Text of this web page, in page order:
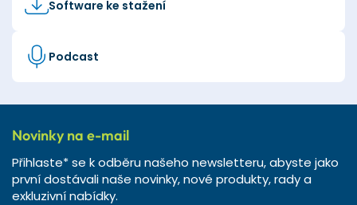
Software ke stažení
Podcast
Novinky na e-mail
Přihlaste* se k odběru našeho newsletteru, abyste jako
první dostávali naše novinky, nové produkty, rady a
exkluzivní nabídky.